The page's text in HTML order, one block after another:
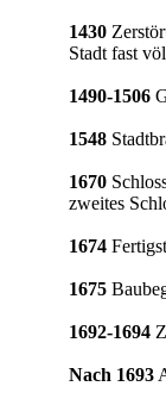
1430
Stadt fast
1490-1506
1548
1670
zweites
1674
1675
1692-1694
Nach 1693